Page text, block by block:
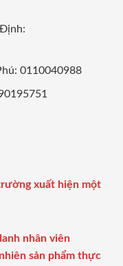
0110040988
xuất hiện một
nhân viên
sản phẩm thực